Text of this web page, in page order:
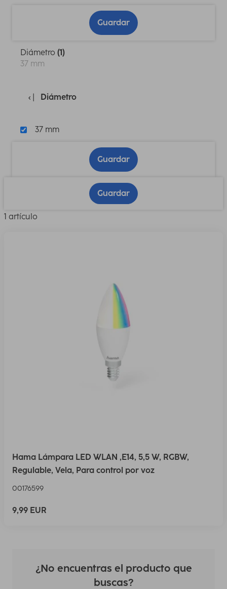
Guardar
Diámetro (1)
37 mm
Diámetro
37 mm
Guardar
Guardar
1 artículo
Hama Lámpara LED WLAN ,E14, 5,5 W, RGBW,
Regulable, Vela, Para control por voz
00176599
9,99 EUR
¿No encuentras el producto que
buscas?